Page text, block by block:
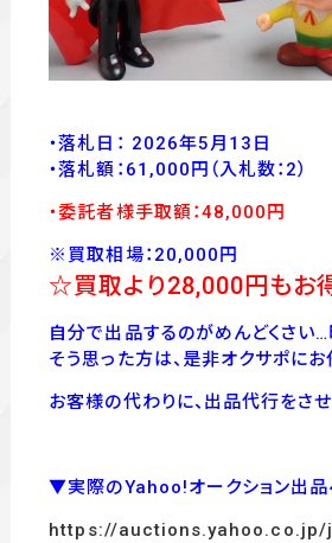
・落札日： 2026年5月13日
・落札額：61,000 円 （入札数：2）
・委託者様手取額：48,000 円
※買取相場：20,000円
☆買取より28,000円もお
自分で出品するのがめんどくさい
そう思った方は、是非オクサポにお
お客様の代わりに、出品代行をさせ
▼実際のYahoo!オークション出品
https://